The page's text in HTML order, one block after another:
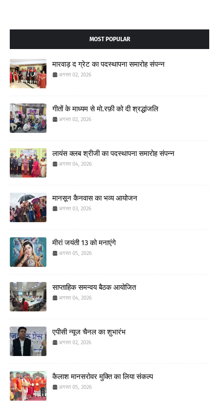
MOST POPULAR
मारवाड़ द ग्रेट का पदस्थापना समारोह संपन्न
अगस्त 02, 2026
गीतों के माध्यम से मो.रफ़ी को दी श्रद्धांजलि
अगस्त 02, 2026
लायंस क्लब श्रीजी का पदस्थापना समारोह संपन्न
अगस्त 04, 2026
मानसून कैनवास का भव्य आयोजन
अगस्त 03, 2026
मीरां जयंती 13 को मनाएंगे
अगस्त 05, 2026
साप्ताहिक समन्वय बैठक आयोजित
अगस्त 04, 2026
एपीसी न्यूज चैनल का शुभारंभ
अगस्त 02, 2026
कैलाश मानसरोवर मुक्ति का लिया संकल्प
अगस्त 05, 2026